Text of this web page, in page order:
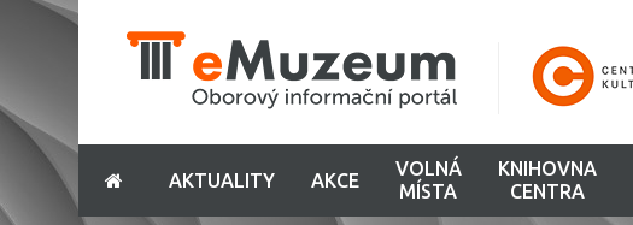
AKTUALITY AKCE
VOLNÁ
MÍSTA
KNIHOVNA
CENTRA